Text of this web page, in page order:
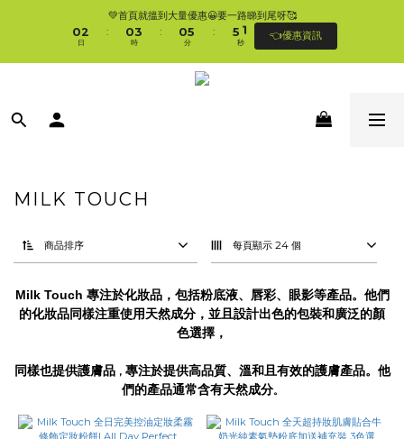
🛍香港購物滿$250免順豐自提櫃🚛 | 香港滿$350/澳門滿$499即免運費直接送上門
💚首頁就搵到大量優惠😀要一路睇到尾呀🥰
02
1
0
日
:
1
0
4
3
2
1
時
:
1
0
6
5
4
3
分
:
6
5
4
3
1
0
秒
👈優惠資訊
🛍香港購物滿$250免順豐自提櫃🚛 | 香港滿$350/澳門滿$499即免運費直接送上門
MILK TOUCH
商品排序 每頁顯示 24 個
Milk Touch 專注於化妝品，包括粉底液、唇彩、眼影等產品。他們
的化妝品同樣注重使用天然成分，並且設計出色的包裝和廣泛的顏
色選擇，
同樣也提供護膚品， 專注於提供高品質、溫和且有效的護膚產品。他
們的產品通常含有天然成分。